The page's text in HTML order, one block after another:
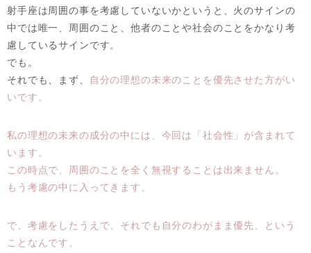
射手座は周囲の事を考慮していないかというと、火のサインの
中では唯一、周囲のこと、他者のことや社会のことをかなり考
慮しているサインです。
でも。
それでも、まず、
自分の理想の未来のことを優先させた方がい
いです。
私の理想の未来の成分の中には、今回は「社会性」が含まれて
います。
この時点で、周囲のことを全く無視することは出来ません。
もう考慮の中に入ってきます。
で、考慮をしたうえで、それでも自分のわがまま優先、という
ことなんです。